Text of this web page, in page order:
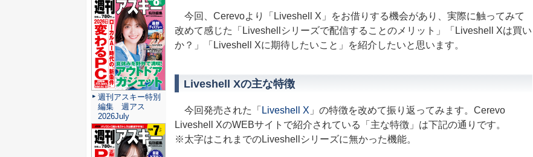
今回、Cerevoより「Liveshell X」をお借りする機会があり、実際に触ってみて
改めて感じた「Liveshellシリーズで配信することのメリット」「Liveshell Xは買い
か？」「Liveshell Xに期待したいこと」を紹介したいと思います。
Liveshell Xの主な特徴
今回発売された「 Liveshell X 」の特徴を改めて振り返ってみます。Cerevo
Liveshell XのWEBサイトで紹介されている「主な特徴」は下記の通りです。
※太字はこれまでのLiveshellシリーズに無かった機能。
週刊アスキー特別
編集 週アス
2026July